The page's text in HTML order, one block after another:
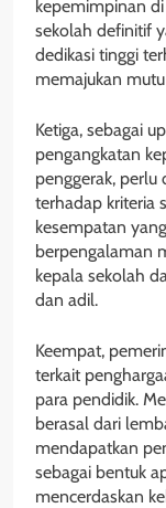
kepemimpinan
sekolah definitif
dedikasi tinggi
memajukan
Ketiga, sebagai
pengangkatan
penggerak, perlu
terhadap kriteria
kesempatan
berpengalaman
kepala sekolah
dan adil.
Keempat,
terkait
para pendidik.
berasal dari
mendapatkan
sebagai bentuk
mencerdaskan